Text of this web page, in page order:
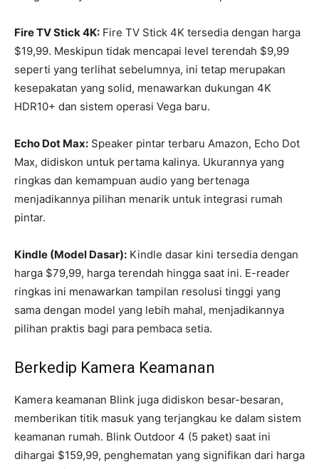
Fire TV Stick 4K: Fire TV Stick 4K tersedia dengan harga
$19,99. Meskipun tidak mencapai level terendah $9,99
seperti yang terlihat sebelumnya, ini tetap merupakan
kesepakatan yang solid, menawarkan dukungan 4K
HDR10+ dan sistem operasi Vega baru.
Echo Dot Max: Speaker pintar terbaru Amazon, Echo Dot
Max, didiskon untuk pertama kalinya. Ukurannya yang
ringkas dan kemampuan audio yang bertenaga
menjadikannya pilihan menarik untuk integrasi rumah
pintar.
Kindle (Model Dasar): Kindle dasar kini tersedia dengan
harga $79,99, harga terendah hingga saat ini. E-reader
ringkas ini menawarkan tampilan resolusi tinggi yang
sama dengan model yang lebih mahal, menjadikannya
pilihan praktis bagi para pembaca setia.
Berkedip Kamera Keamanan
Kamera keamanan Blink juga didiskon besar-besaran,
memberikan titik masuk yang terjangkau ke dalam sistem
keamanan rumah. Blink Outdoor 4 (5 paket) saat ini
dihargai $159,99, penghematan yang signifikan dari harga